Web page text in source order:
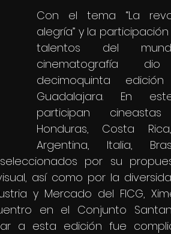
Con el tema “La
alegría” y la
talentos del
cinematografía
decimoquinta
Guadalajara. En
participan
Honduras, Costa
Argentina, Italia,
por su
así como por la
y Mercado del FICG,
en el Conjunto
a esta edición fue